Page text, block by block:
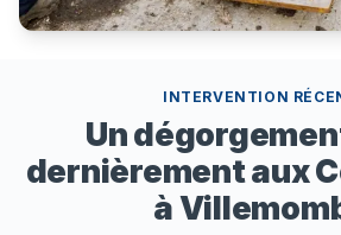
INTERVENTION
Un
dernièrement aux
à